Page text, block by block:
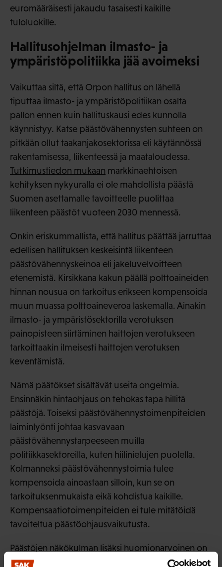
euromääräisesti jakaudu tasaisesti kaikille
tuloluokille.
Hallitusohjelman ilmasto- ja
ympäristöpolitiikka jää avoimeksi
Vaikuttaa siltä, että Orpon hallitus on lähellä
tiputtaa ilmasto- ja ympäristöpolitiikan osalta
pallon ennen kuin hallituskausi edes kunnolla
käynnistyy. Katse päästövähennysten suhteen on
pitkään ollut taakanjakosektorissa eli käytännössä
rakentamisessa, liikenteessä ja maataloudessa.
Tutkimustiedon mukaan markkinaehtoisen
kehityksen nykyuralla ei ole mahdollista päästä
Suomen asettamalle tavoitteelle puolittaa
liikenteen päästöt vuoteen 2030 mennessä.
Onkin eriskummallista, että hallitus päättää jarruttaa
edellisen hallituksen keskeisintä liikenteen
päästövähennyskeinoa eli jakeluvelvoitteen
etenemistä. Kirsikkana kakun päällä polttoaineiden
hinnan nousua on tarkoitus erikseen kompensoida
muun muassa polttoaineveroa laskemalla. Ainakin
ilmasto- ja ympäristösektorilla verotuksen
painopisteen siirtäminen haittojen verotukseen
tarkoittaakin ilmeisesti haittojen verotuksen
keventämistä.
Nämä päätökset sisältävät useita ongelmia.
Ensinnäkin hintaohjaus on tehokas tapa hillitä
päästöjä. Toiseksi päästövähennystoimenpiteiden
laiminlyönti johtaa kasvavaan
päästövähennystarpeeseen muilla
politiikkasektoreilla, kuten hiilinielujen puolella.
Kolmanneksi päästövähennystoimia tulee
kompensoida ainoastaan silloin, kun se on
tarkoituksenmukaista eikä kohdistua kaikille.
Kompensaatiotoimenpiteiden ei tule mitätöidä
tavoiteltua päästöohjausvaikutusta.
Päästöjen näkökulman lisäksi huomionarvoinen on
myös valtiontalouden näkökulma. Polttoaineiden